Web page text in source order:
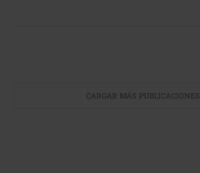
CARGAR MÁS PUBLICACIONES